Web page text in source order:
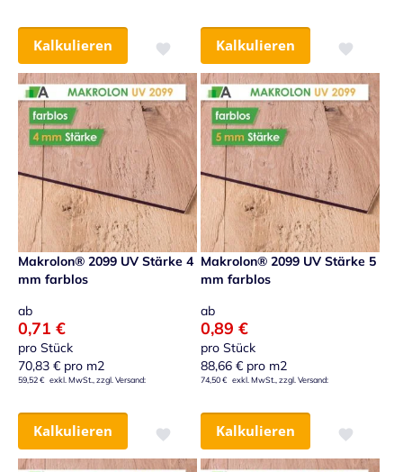
Kalkulieren
Zur Wunschliste hinzufügen
Kalkulieren
Zur
Makrolon® 2099 UV Stärke 4
mm farblos
ab
0,71 €
pro Stück
70,83 € pro m2
59,52 €
Kalkulieren
Zur Wunschliste hinzufügen
Makrolon® 2099 UV Stärke 5
mm farblos
ab
0,89 €
pro Stück
88,66 € pro m2
74,50 €
Kalkulieren
Zur